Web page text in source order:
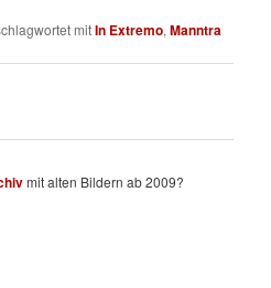
mitIn Extremo,Manntra
mit alten Bildern ab 2009?